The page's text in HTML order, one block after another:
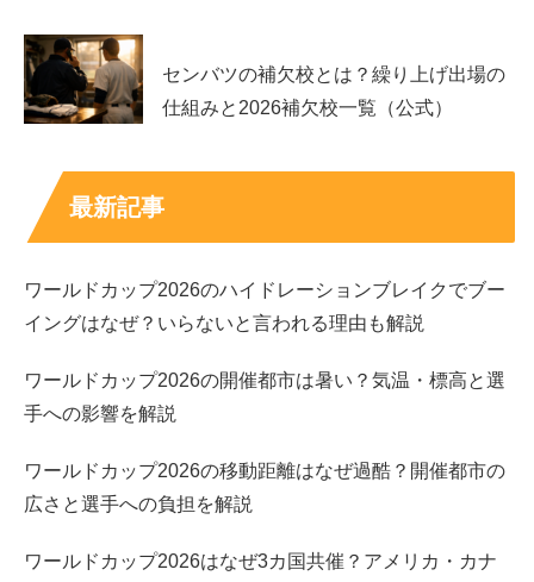
鬼頭明里の顔が変わった!?整形の噂を調
査！
鬼頭明里さんて私は割と最近知ったので、もともとハーフ
っぽい顔立ちなのかと思いきや、SNSでは
立っている
んですね。
センバツの補欠校とは？繰り上げ出場の
仕組みと2026補欠校一覧（公式）
最新記事
ワールドカップ2026のハイドレーションブレイクでブー
イングはなぜ？いらないと言われる理由も解説
ワールドカップ2026の開催都市は暑い？気温・標高と選
手への影響を解説
ワールドカップ2026の移動距離はなぜ過酷？開催都市の
広さと選手への負担を解説
ワールドカップ2026はなぜ3カ国共催？アメリカ・カナ